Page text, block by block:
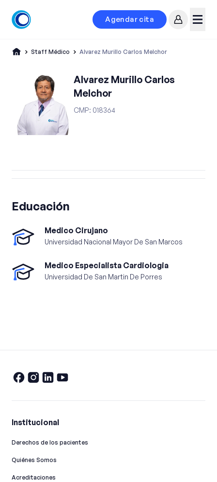
Agendar cita
Staff Médico Alvarez Murillo Carlos Melchor
Alvarez Murillo Carlos
Melchor
CMP: 018364
Educación
Medico Cirujano
Universidad Nacional Mayor De San Marcos
Medico Especialista Cardiologia
Universidad De San Martin De Porres
Institucional
Derechos de los pacientes
Quiénes Somos
Acreditaciones